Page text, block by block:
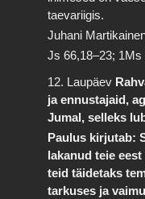
taevariigis.
Juhani
Js 66,18–23; 1Ms
12. Laupäev
ja ennustajaid,
Jumal, selleks
Paulus kirjutab:
lakanud teie
teid täidetaks
tarkuses ja